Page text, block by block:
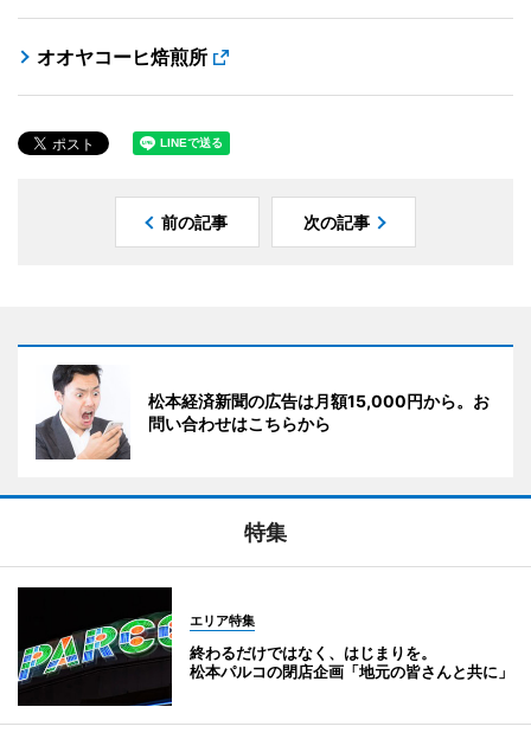
オオヤコーヒ焙煎所
前の記事 次の記事
松本経済新聞の広告は月額15,000円から。お
問い合わせはこちらから
特集
エリア特集
終わるだけではなく、はじまりを。
松本パルコの閉店企画「地元の皆さんと共に」